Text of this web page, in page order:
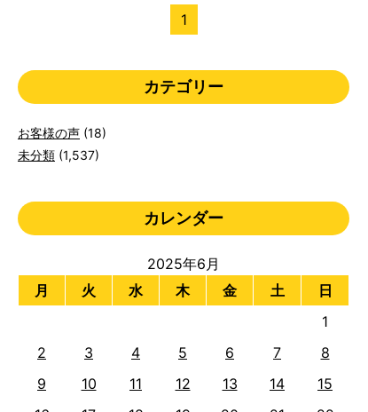
1
カテゴリー
お客様の声 (18)
未分類 (1,537)
カレンダー
2025年6月
月
火 水 木 金 土 日
1
2
3 4 5 6 7
8
9
10 11 12 13 14
15